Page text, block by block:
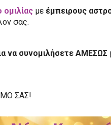
με έμπειρους
σας.
να συνομιλήσετε ΑΜΕΣΩΣ
ΣΑΣ!